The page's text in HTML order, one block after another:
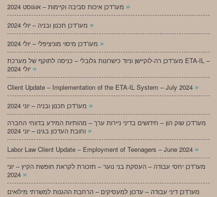
»
»
»
מעו”דכן רה-לוקיישן וניוד כישרונות גלובלי – כניסה לתוקף של מערכת ETA-IL –
»
Client Update – Implementation of the ETA-IL System – July 2024 »
»
מעו”דכן שוק הון – חידושים בדיני ניירות ערך – מהותיות המידע בדווחי החברה
»
Labor Law Client Update – Employment of Teenagers – June 2024 »
מעו”דכן יחסי עבודה – העסקת בני נוער – תזכורת לקראת חופשת הקיץ – יוני
»
מעו”דכן דיני עבודה – עדכון למעסיקים – הרחבת ההגנות למשרתי מילואים